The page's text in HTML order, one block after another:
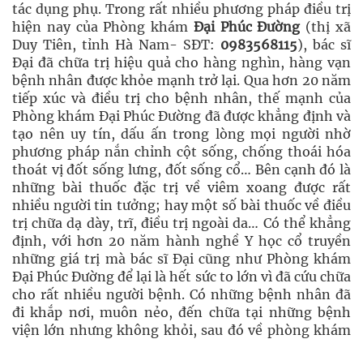
tác dụng phụ. Trong rất nhiều phương pháp điều trị
hiện nay của Phòng khám Đại Phúc Đường(thị xã
Duy Tiên, tỉnh Hà Nam- SĐT: 0983568115), bác sĩ
Đại đã chữa trị hiệu quả cho hàng nghìn, hàng vạn
bệnh nhân được khỏe mạnh trở lại. Qua hơn 20 năm
tiếp xúc và điều trị cho bệnh nhân, thế mạnh của
Phòng khám Đại Phúc Đường đã được khẳng định và
tạo nên uy tín, dấu ấn trong lòng mọi người nhờ
phương pháp nắn chỉnh cột sống, chống thoái hóa
thoát vị đốt sống lưng, đốt sống cổ… Bên cạnh đó là
những bài thuốc đặc trị về viêm xoang được rất
nhiều người tin tưởng; hay một số bài thuốc về điều
trị chữa dạ dày, trĩ, điều trị ngoài da… Có thể khẳng
định, với hơn 20 năm hành nghề Y học cổ truyền
những giá trị mà bác sĩ Đại cũng như Phòng khám
Đại Phúc Đường để lại là hết sức to lớn vì đã cứu chữa
cho rất nhiều người bệnh. Có những bệnh nhân đã
đi khắp nơi, muôn nẻo, đến chữa tại những bệnh
viện lớn nhưng không khỏi, sau đó về phòng khám